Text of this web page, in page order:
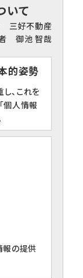
いて
三好不動産
御池 智哉
的姿勢
、これを
個人情報
報の提供